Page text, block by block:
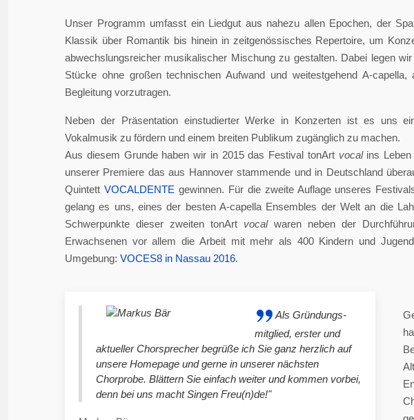
Unser Programm umfasst ein Liedgut aus nahezu allen Epochen, der
Klassik über Romantik bis hinein in zeitgenössisches Repertoire, um
abwechslungsreicher musikalischer Mischung zu gestalten. Dabei legen
Stücke ohne großen technischen Aufwand und weitestgehend A-capella,
Begleitung vorzutragen.
Neben der Präsentation einstudierter Werke in Konzerten ist es uns
Vokalmusik zu fördern und einem breiten Publikum zugänglich zu machen.
Aus diesem Grunde haben wir in 2015 das Festival tonArt vocal ins
unserer Premiere das aus Hannover stammende und in Deutschland
Quintett VOCALDENTE gewinnen. Für die zweite Auflage unseres
gelang es uns, eines der besten A-capella Ensembles der Welt an die
Schwerpunkte dieser zweiten tonArt vocalwaren neben der
Erwachsenen vor allem die Arbeit mit mehr als 400 Kindern und
Umgebung: VOCES8 in Nassau 2016.
Als Gründungs-
mitglied, erster und
aktueller Chorsprecher begrüße ich Sie ganz herzlich auf
unsere Homepage und gerne in unserer nächsten
Chorprobe. Blättern Sie einfach weiter und kommen vorbei,
denn bei uns macht Singen Freu(n)de!"